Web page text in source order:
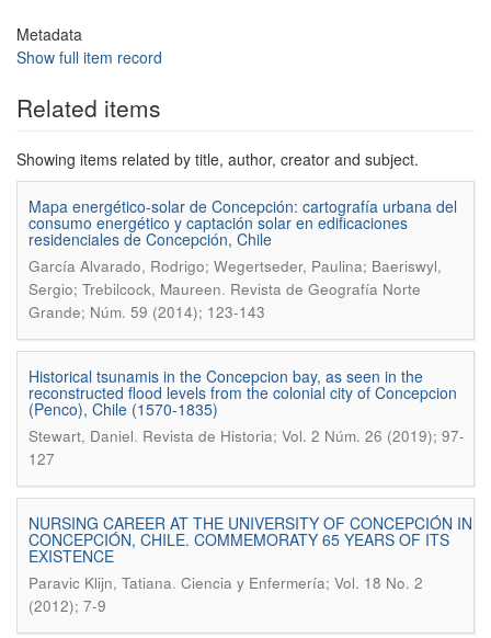
Metadata
Show full item record
Related items
Showing items related by title, author, creator and subject.
Mapa energético-solar de Concepción: cartografía urbana del
consumo energético y captación solar en edificaciones
residenciales de Concepción, Chile
García Alvarado, Rodrigo; Wegertseder, Paulina; Baeriswyl,
Sergio; Trebilcock, Maureen. Revista de Geografía Norte
Grande; Núm. 59 (2014); 123-143
Historical tsunamis in the Concepcion bay, as seen in the
reconstructed flood levels from the colonial city of Concepcion
(Penco), Chile (1570-1835)
Stewart, Daniel. Revista de Historia; Vol. 2 Núm. 26 (2019); 97-
127
NURSING CAREER AT THE UNIVERSITY OF CONCEPCIÓN IN
CONCEPCIÓN, CHILE. COMMEMORATY 65 YEARS OF ITS
EXISTENCE
Paravic Klijn, Tatiana. Ciencia y Enfermería; Vol. 18 No. 2
(2012); 7-9